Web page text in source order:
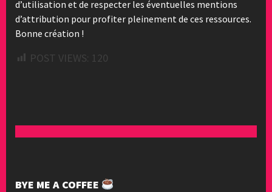
d’utilisation et de respecter les éventuelles mentions
d’attribution pour profiter pleinement de ces ressources.
Bonne création !
POST VIEWS: 120
BYE ME A COFFEE